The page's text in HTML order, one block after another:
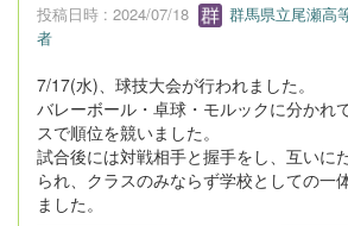
投稿日時 : 2024/07/18
群馬県立尾瀬高
者
7/17(水)、球技大会が行われました。
バレーボール・卓球・モルックに分かれ
スで順位を競いました。
試合後には対戦相手と握手をし、互いに
られ、クラスのみならず学校としての一
ました。